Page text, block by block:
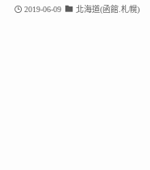
2019-06-09 北海道(函館.札幌)